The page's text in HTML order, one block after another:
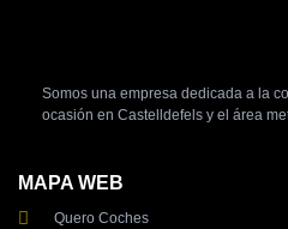
Somos una empresa dedicada a la
ocasión en Castelldefels y el área
MAPA WEB
Quero Coches